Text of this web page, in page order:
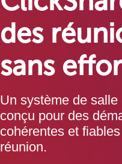
des
sans
Un système de
conçu pour des
cohérentes et
réunion.